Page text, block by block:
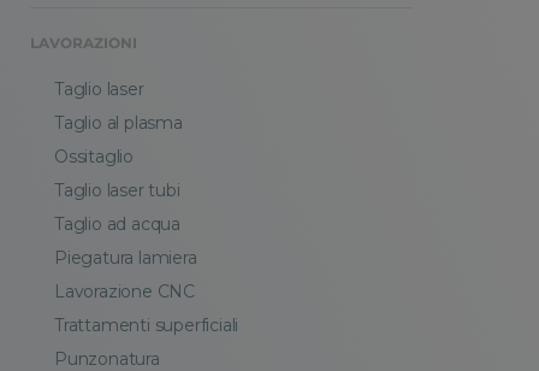
LAVORAZIONI
Taglio laser
Taglio al plasma
Ossitaglio
Taglio laser tubi
Taglio ad acqua
Piegatura lamiera
Lavorazione CNC
Trattamenti superficiali
Punzonatura